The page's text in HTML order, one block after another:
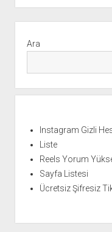
Menü
Ara
Instagram Gizli
Liste
Reels Yorum
Sayfa Listesi
Ücretsiz Şifresiz